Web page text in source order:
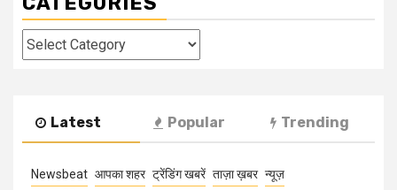
Categories
Latest Popular Trending
Newsbeat आपका शहर ट्रेंडिंग खबरें ताज़ा ख़बर न्यूज़